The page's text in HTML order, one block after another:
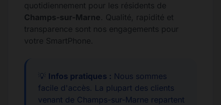
quotidiennement pour les résidents de
Champs-sur-Marne. Qualité, rapidité et
transparence sont nos engagements pour
votre SmartPhone.
💡 Infos pratiques : Nous sommes
facile d'accès. La plupart des clients
venant de Champs-sur-Marne repartent